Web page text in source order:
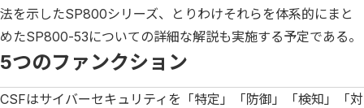
法を示したSP800シリーズ、とりわけそれらを体系的にまと
めたSP800-53についての詳細な解説も実施する予定である。
5つのファンクション
CSFはサイバーセキュリティを「特定」「防御」「検知」「対